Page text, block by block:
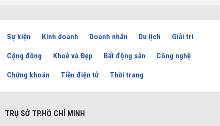
Sự kiện Kinh doanh Doanh nhân Du lịch Giải trí
Cộng đồng Khoẻ và Đẹp Bất động sản Công nghệ
Chứng khoán Tiền điện tử Thời trang
TRỤ SỞ TP.HỒ CHÍ MINH